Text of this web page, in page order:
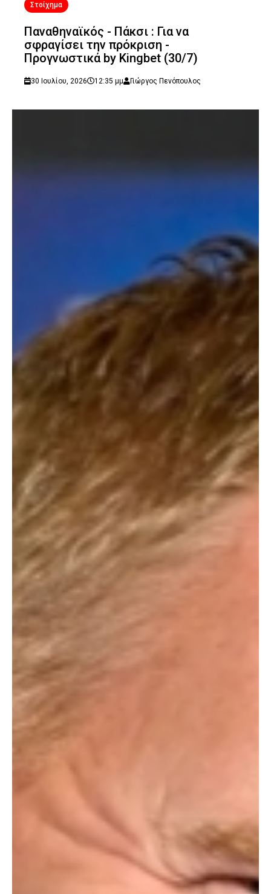
Στοίχημα
Παναθηναϊκός - Πάκσι : Για να
σφραγίσει την πρόκριση -
Προγνωστικά by Kingbet (30/7)
30 Ιουλίου, 2026 12:35 μμ Γιώργος Πενόπουλος